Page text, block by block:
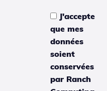
J'accepte
que mes
données
soient
conservées
par Ranch